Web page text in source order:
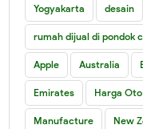
Yogyakarta desain
rumah dijual di pondok
Apple Australia
Emirates Harga
Manufacture New